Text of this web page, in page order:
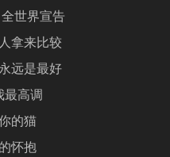
世界宣告
拿来比较
远是最好
最高调
的猫
怀抱